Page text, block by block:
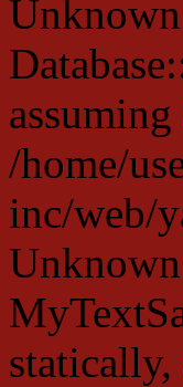
/home/
inc/web/